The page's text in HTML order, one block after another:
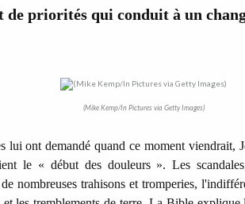
de priorités qui conduit à un
(Mike Kemp/In Pictures via Getty Images)
lui ont demandé quand ce moment viendrait,
le « début des douleurs ». Les
nombreuses trahisons et tromperies,